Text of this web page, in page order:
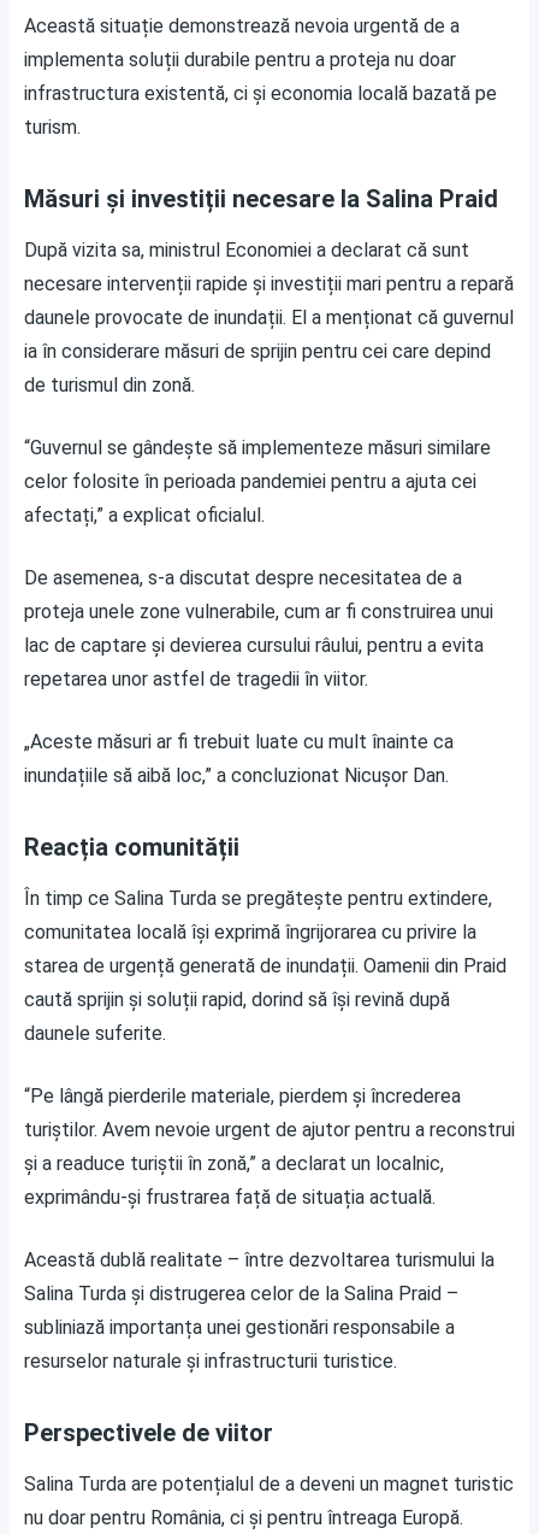
Această situație demonstrează nevoia urgentă de a
implementa soluții durabile pentru a proteja nu doar
infrastructura existentă, ci și economia locală bazată pe
turism.
Măsuri și investiții necesare la Salina Praid
După vizita sa, ministrul Economiei a declarat că sunt
necesare intervenții rapide și investiții mari pentru a repară
daunele provocate de inundații. El a menționat că guvernul
ia în considerare măsuri de sprijin pentru cei care depind
de turismul din zonă.
“Guvernul se gândește să implementeze măsuri similare
celor folosite în perioada pandemiei pentru a ajuta cei
afectați,” a explicat oficialul.
De asemenea, s-a discutat despre necesitatea de a
proteja unele zone vulnerabile, cum ar fi construirea unui
lac de captare și devierea cursului râului, pentru a evita
repetarea unor astfel de tragedii în viitor.
„Aceste măsuri ar fi trebuit luate cu mult înainte ca
inundațiile să aibă loc,” a concluzionat Nicușor Dan.
Reacția comunității
În timp ce Salina Turda se pregătește pentru extindere,
comunitatea locală își exprimă îngrijorarea cu privire la
starea de urgență generată de inundații. Oamenii din Praid
caută sprijin și soluții rapid, dorind să își revină după
daunele suferite.
“Pe lângă pierderile materiale, pierdem și încrederea
turiștilor. Avem nevoie urgent de ajutor pentru a reconstrui
și a readuce turiștii în zonă,” a declarat un localnic,
exprimându-și frustrarea față de situația actuală.
Această dublă realitate – între dezvoltarea turismului la
Salina Turda și distrugerea celor de la Salina Praid –
subliniază importanța unei gestionări responsabile a
resurselor naturale și infrastructurii turistice.
Perspectivele de viitor
Salina Turda are potențialul de a deveni un magnet turistic
nu doar pentru România, ci și pentru întreaga Europă.